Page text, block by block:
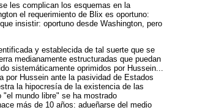
les complican los esquemas en la
el requerimiento de Blix es oportuno:
insistir: oportuno desde Washington, pero
y establecida de tal suerte que se
medianamente estructuradas que puedan
sistemáticamente oprimidos por Hussein...
por Hussein ante la pasividad de Estados
la hipocresía de la existencia de las
mundo libre" se ha mostrado
más de 10 años: adueñarse del medio